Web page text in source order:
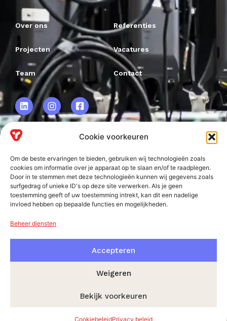
Cookie voorkeuren
Om de beste ervaringen te bieden, gebruiken wij technologieën zoals
cookies om informatie over je apparaat op te slaan en/of te raadplegen.
Door in te stemmen met deze technologieën kunnen wij gegevens zoals
surfgedrag of unieke ID's op deze site verwerken. Als je geen
toestemming geeft of uw toestemming intrekt, kan dit een nadelige
invloed hebben op bepaalde functies en mogelijkheden.
Beheer diensten
Accepteren
Weigeren
Bekijk voorkeuren
CookiebeleidPrivacy beleid
Frankweg 2
2153 PD
Nieuw-Vennep
Over ons Referenties
Projecten Vacatures
Team Contact
Algemene voorwaarden
Privacy beleid